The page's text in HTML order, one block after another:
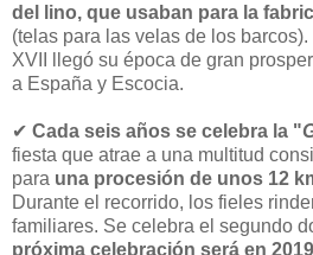
del lino, que usaban para la
(telas para las velas de los
XVII llegó su época de gran
a España y Escocia.
✔ Cada seis años se celebra la "
fiesta que atrae a una multitud
para una procesión de unos 12
Durante el recorrido, los fieles
familiares. Se celebra el segundo
próxima celebración será en 2019